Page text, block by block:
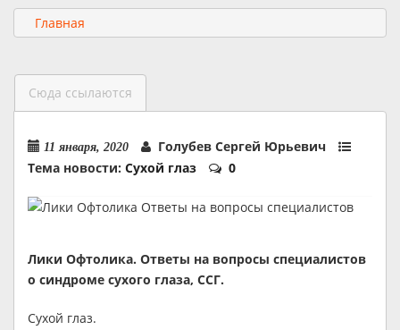
Главная
Сюда ссылаются
11 января, 2020
Голубев Сергей Юрьевич
Тема новости: Сухой глаз 0
Лики Офтолика. Ответы на вопросы специалистов
о синдроме сухого глаза, ССГ.
Сухой глаз.